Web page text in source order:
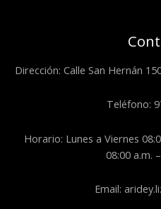
Dirección: Calle San Hernán
Teléfono:
Horario: Lunes a Viernes
08:00 a.m.
Email: